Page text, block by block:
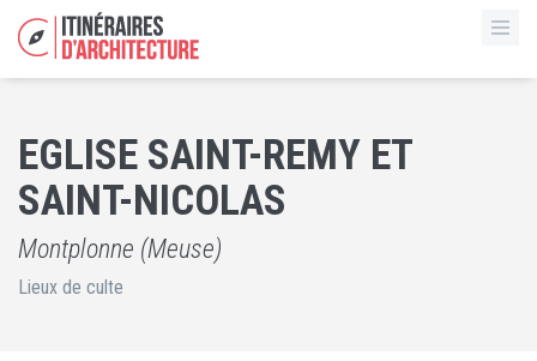
EGLISE SAINT-REMY ET
SAINT-NICOLAS
Montplonne (Meuse)
Lieux de culte